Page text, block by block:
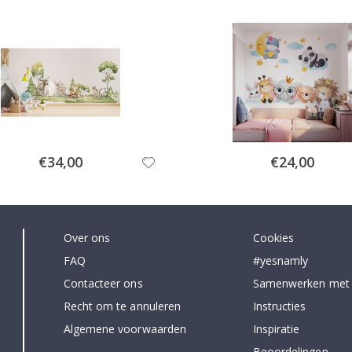
Special
Price
€34,00 Special
Price
€24,00
Over ons
FAQ
Contacteer ons
Recht om te annuleren
Algemene voorwaarden
Cookies
#yesnamly
Samenwerken met
Instructies
Inspiratie